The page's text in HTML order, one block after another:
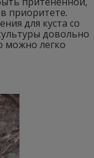
приоритете.
для куста со
довольно
можно легко